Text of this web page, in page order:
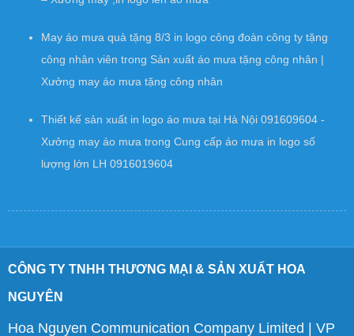
May áo mưa quà tặng 8/3 in logo công đoàn công ty tặng
công nhân viên trong Sản xuất áo mưa tặng công nhân |
Xưởng may áo mưa tặng công nhân
Thiết kế sản xuất in logo áo mưa tại Hà Nội 091609604 -
Xưởng may áo mưa trong Cung cấp áo mưa in logo số
lượng lớn LH 0916019604
CÔNG TY TNHH THƯƠNG MẠI & SẢN XUẤT HOA
NGUYÊN
Hoa Nguyen Communication Company Limited | VP